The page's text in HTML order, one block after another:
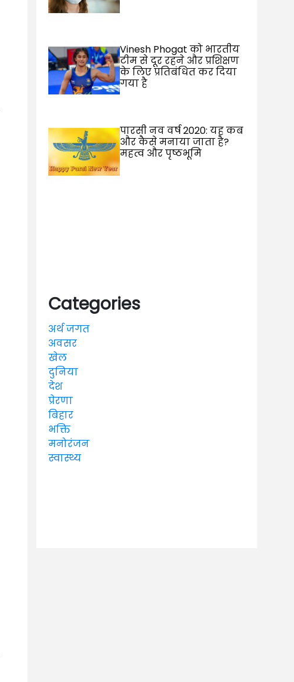
Vinesh Phogat को भारतीय
टीम से दूर रहने और प्रशिक्षण
के लिए प्रतिबंधित कर दिया
गया है
पारसी नव वर्ष 2020: यह कब
और कैसे मनाया जाता है?
महत्व और पृष्ठभूमि
Categories
अर्थ जगत
अवसर
खेल
दुनिया
देश
प्रेरणा
बिहार
भक्ति
मनोरंजन
स्वास्थ्य